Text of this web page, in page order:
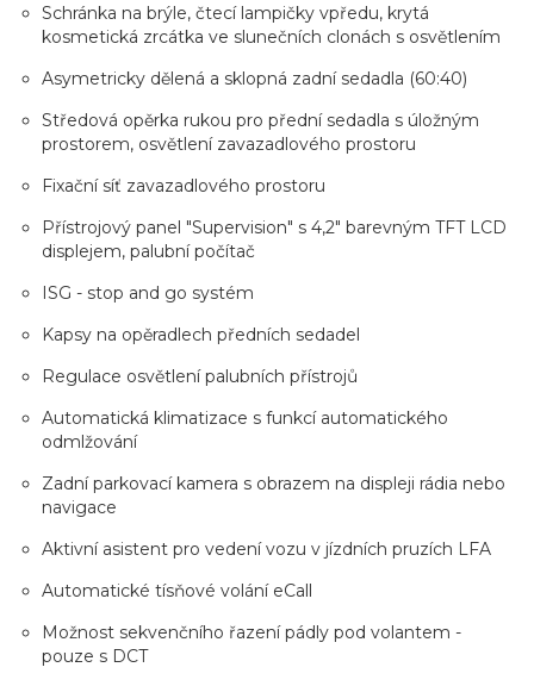
Schránka na brýle, čtecí lampičky vpředu, krytá
kosmetická zrcátka ve slunečních clonách s osvětlením
Asymetricky dělená a sklopná zadní sedadla (60:40)
Středová opěrka rukou pro přední sedadla s úložným
prostorem, osvětlení zavazadlového prostoru
Fixační síť zavazadlového prostoru
Přístrojový panel "Supervision" s 4,2" barevným TFT LCD
displejem, palubní počítač
ISG - stop and go systém
Kapsy na opěradlech předních sedadel
Regulace osvětlení palubních přístrojů
Automatická klimatizace s funkcí automatického
odmlžování
Zadní parkovací kamera s obrazem na displeji rádia nebo
navigace
Aktivní asistent pro vedení vozu v jízdních pruzích LFA
Automatické tísňové volání eCall
Možnost sekvenčního řazení pádly pod volantem -
pouze s DCT